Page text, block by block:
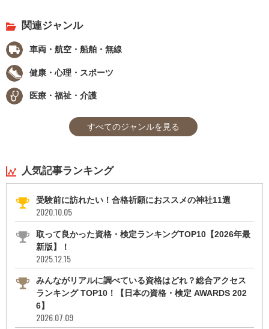
関連ジャンル
車両・航空・船舶・無線
健康・心理・スポーツ
医療・福祉・介護
すべてのジャンルを見る
人気記事ランキング
受験前に訪れたい！合格祈願におススメの神社11選
2020.10.05
取って良かった資格・検定ランキングTOP10【2026年最
新版】！
2025.12.15
みんながリアルに調べている資格はどれ？総合アクセス
ランキング TOP10！【日本の資格・検定 AWARDS 202
6】
2026.07.09